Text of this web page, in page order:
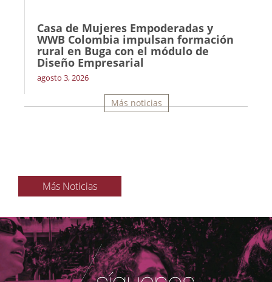
Casa de Mujeres Empoderadas y
WWB Colombia impulsan formación
rural en Buga con el módulo de
Diseño Empresarial
agosto 3, 2026
Más noticias
Más Noticias